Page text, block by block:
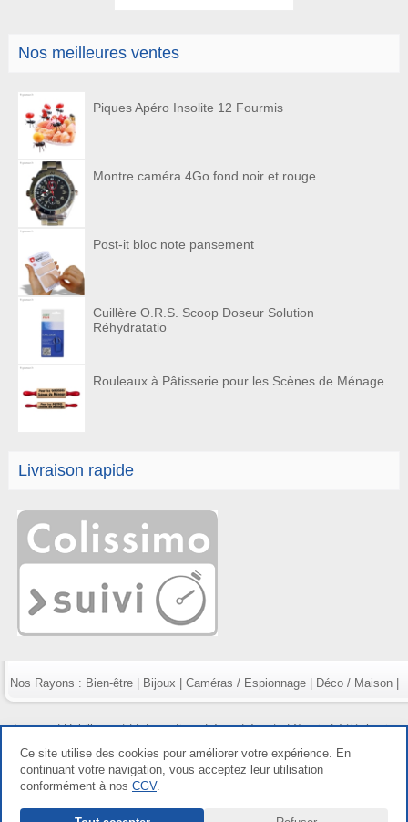
Nos meilleures ventes
Piques Apéro Insolite 12 Fourmis
Montre caméra 4Go fond noir et rouge
Post-it bloc note pansement
Cuillère O.R.S. Scoop Doseur Solution
Réhydratatio
Rouleaux à Pâtisserie pour les Scènes de Ménage
Livraison rapide
Nos Rayons : Bien-être| Bijoux Caméras / Espionnage| Déco / Maison|
Fumeur|Habillement|Informatique|Jeux / Jouets|Survie|Téléphonie
Copyright gdetout.fr 2026, tous droits réservés |
Ce site utilise des cookies pour améliorer votre expérience. En
continuant votre navigation, vous acceptez leur utilisation
conformément à nos CGV.